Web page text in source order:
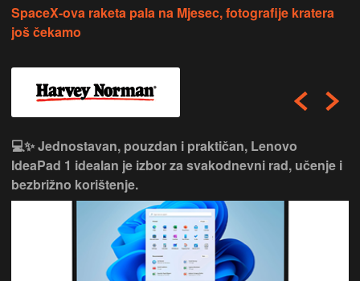
SpaceX-ova raketa pala na Mjesec, fotografije kratera
još čekamo
💻✨ Jednostavan, pouzdan i praktičan, Lenovo
IdeaPad 1 idealan je izbor za svakodnevni rad, učenje i
bezbrižno korištenje.